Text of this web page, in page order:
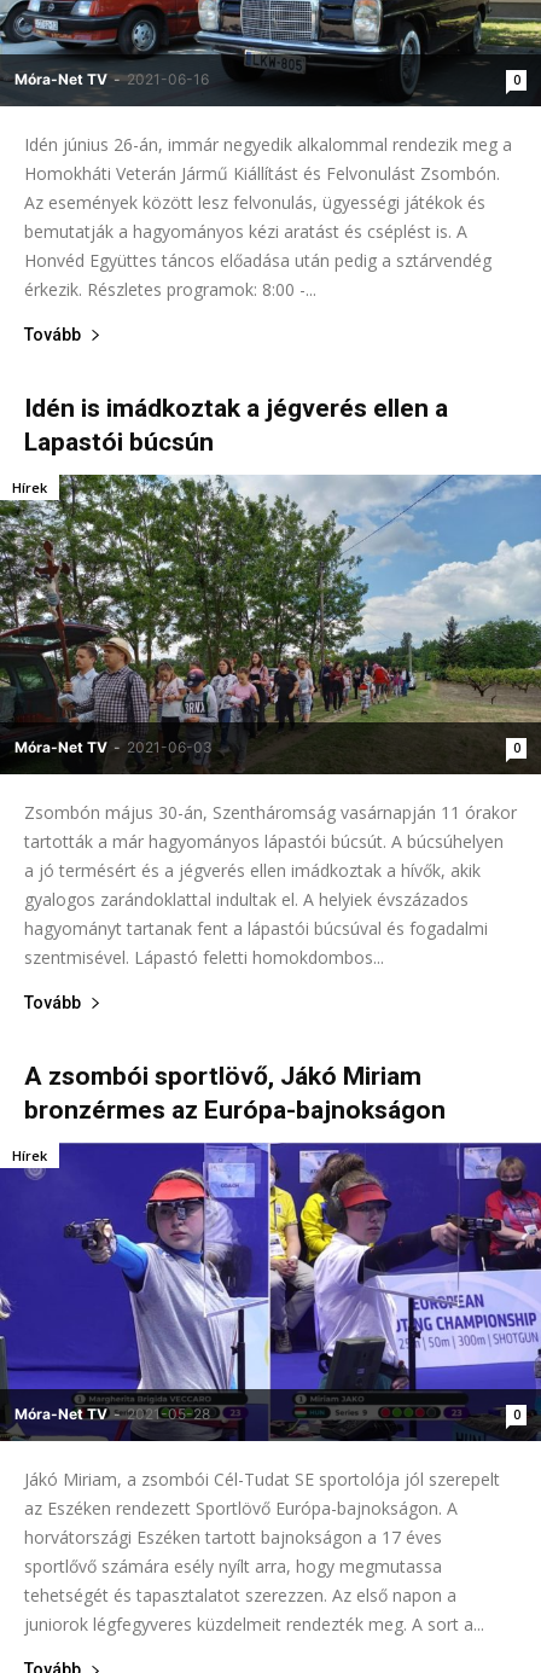
Móra-Net TV - 2021-06-16 0
Idén június 26-án, immár negyedik alkalommal rendezik meg a
Homokháti Veterán Jármű Kiállítást és Felvonulást Zsombón.
Az események között lesz felvonulás, ügyességi játékok és
bemutatják a hagyományos kézi aratást és cséplést is. A
Honvéd Együttes táncos előadása után pedig a sztárvendég
érkezik. Részletes programok: 8:00 -...
Tovább
Idén is imádkoztak a jégverés ellen a
Lapastói búcsún
Móra-Net TV - 2021-06-03 0
Hírek
Zsombón május 30-án, Szentháromság vasárnapján 11 órakor
tartották a már hagyományos lápastói búcsút. A búcsúhelyen
a jó termésért és a jégverés ellen imádkoztak a hívők, akik
gyalogos zarándoklattal indultak el. A helyiek évszázados
hagyományt tartanak fent a lápastói búcsúval és fogadalmi
szentmisével. Lápastó feletti homokdombos...
Tovább
A zsombói sportlövő, Jákó Miriam
bronzérmes az Európa-bajnokságon
Móra-Net TV - 2021-05-28 0
Hírek
Jákó Miriam, a zsombói Cél-Tudat SE sportolója jól szerepelt
az Eszéken rendezett Sportlövő Európa-bajnokságon. A
horvátországi Eszéken tartott bajnokságon a 17 éves
sportlővő számára esély nyílt arra, hogy megmutassa
tehetségét és tapasztalatot szerezzen. Az első napon a
juniorok légfegyveres küzdelmeit rendezték meg. A sort a...